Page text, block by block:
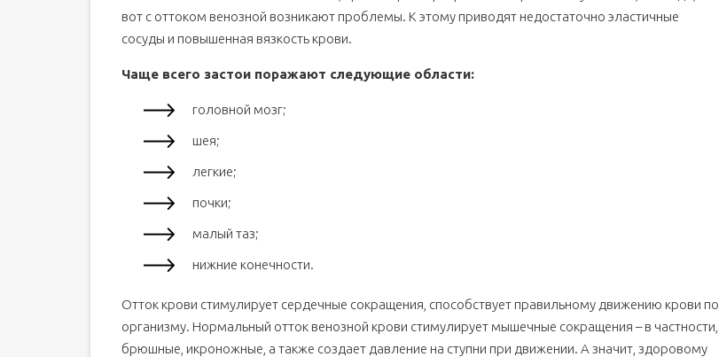
вот с оттоком венозной возникают проблемы. К этому приводят недостаточно эластичные
сосуды и повышенная вязкость крови.
Чаще всего застои поражают следующие области:
головной мозг;
шея;
легкие;
почки;
малый таз;
нижние конечности.
Отток крови стимулирует сердечные сокращения, способствует правильному движению крови по
организму. Нормальный отток венозной крови стимулирует мышечные сокращения – в частности,
брюшные, икроножные, а также создает давление на ступни при движении. А значит, здоровому